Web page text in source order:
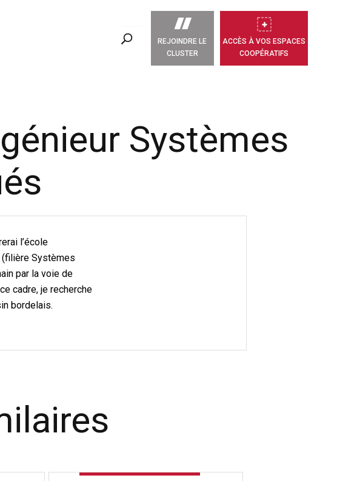
REJOINDRE LE
CLUSTER
ACCÈS À VOS ESPACES
COOPÉRATIFS
Systèmes
l’école
(filière Systèmes
par la voie de
cadre, je recherche
bordelais.